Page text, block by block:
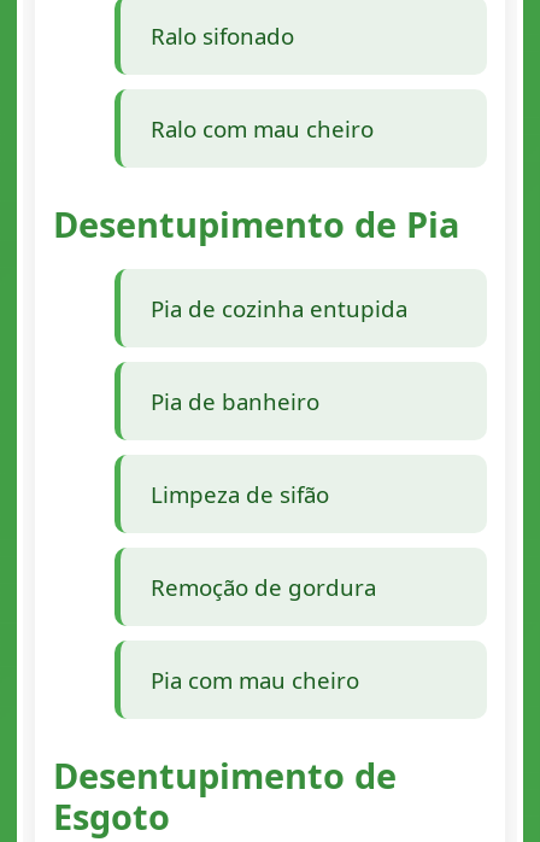
Ralo sifonado
Ralo com mau cheiro
Desentupimento de Pia
Pia de cozinha entupida
Pia de banheiro
Limpeza de sifão
Remoção de gordura
Pia com mau cheiro
Desentupimento de
Esgoto